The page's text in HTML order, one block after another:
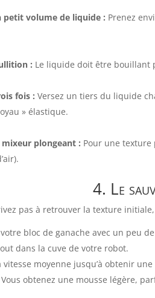
petit volume de liquide : Prenez
: Le liquide doit être bouillant
fois : Versez un tiers du liquide
» élastique.
mixeur plongeant : Pour une
4. Le
pas à retrouver la texture
bloc de ganache avec un peu
dans la cuve de votre robot.
vitesse moyenne jusqu’à obtenir
Vous obtenez une mousse légère,